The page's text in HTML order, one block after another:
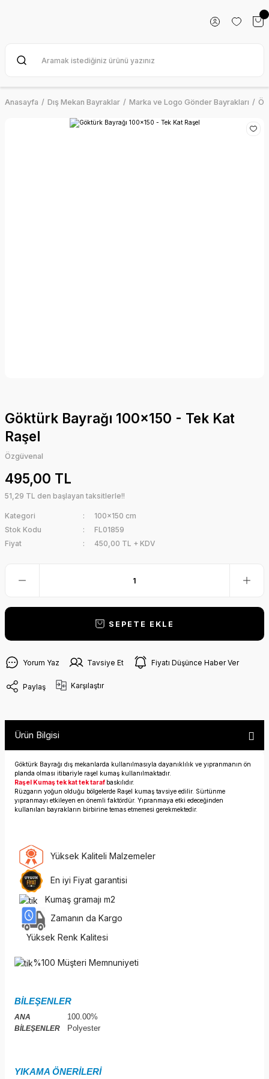
Anasayfa Dış Mekan Bayraklar Marka ve Logo Gönder Bayrakları
Göktürk Bayrağı 100x150 - Tek Kat
Raşel
Özgüvenal
495,00 TL
51,29 TL den başlayan taksitlerle!!
Kategori
100x150 cm
Stok Kodu
FL01859
Fiyat
450,00 TL + KDV
SEPETE EKLE
Yorum Yaz Tavsiye Et Fiyatı Düşünce Haber Ver
Paylaş Karşılaştır
Ürün Bilgisi
Göktürk Bayrağı dış mekanlarda kullanılmasıyla dayanıklılık ve yıpranmanın ön
planda olması itibariyle raşel kumaş kullanılmaktadır.
Raşel Kumaş tek kat tek taraf baskılıdır.
Rüzgarın yoğun olduğu bölgelerde Raşel kumaş tavsiye edilir. Sürtünme
yıpranmayı etkileyen en önemli faktördür. Yıpranmaya etki edeceğinden
kullanılan bayrakların birbirine temas etmemesi gerekmektedir.
Yüksek Kaliteli Malzemeler
En iyi Fiyat garantisi
Kumaş gramajı m2
Zamanın da Kargo
Yüksek Renk Kalitesi
%100 Müşteri Memnuniyeti
BİLEŞENLER
ANA
BİLEŞENLER
100.00%
Polyester
YIKAMA ÖNERİLERİ